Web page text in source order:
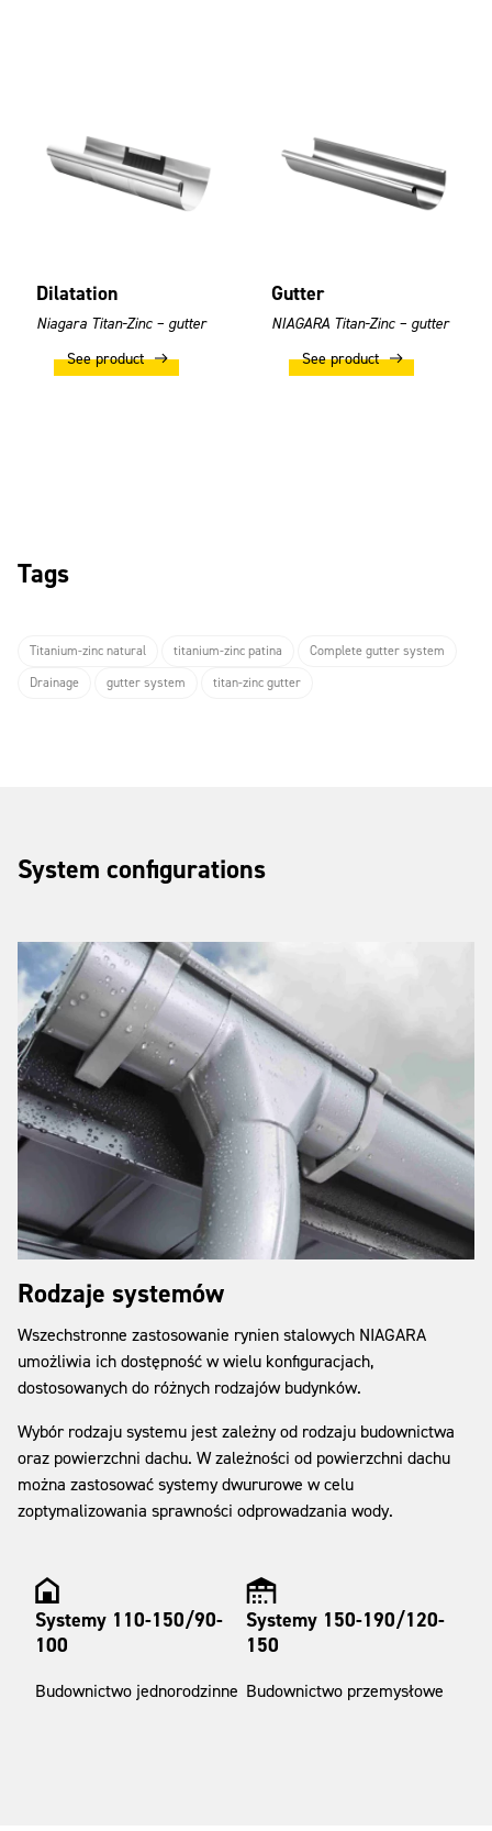
Dilatation
Niagara Titan-Zinc – gutter
See product
Gutter
NIAGARA Titan-Zinc – gutter
See product
Tags
Titanium-zinc natural titanium-zinc patina
Complete gutter system
Drainage
gutter system titan-zinc gutter
System configurations
Rodzaje systemów
Wszechstronne zastosowanie rynien stalowych NIAGARA
umożliwia ich dostępność w wielu konfiguracjach,
dostosowanych do różnych rodzajów budynków.
Wybór rodzaju systemu jest zależny od rodzaju budownictwa
oraz powierzchni dachu. W zależności od powierzchni dachu
można zastosować systemy dwururowe w celu
zoptymalizowania sprawności odprowadzania wody.
Systemy 110-150/90-
100
Budownictwo jednorodzinne
Systemy 150-190/120-
150
Budownictwo przemysłowe